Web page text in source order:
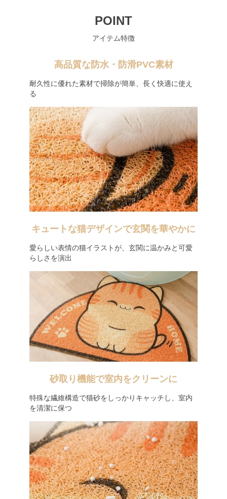
POINT
アイテム特徴
高品質な防水・防滑PVC素材
耐久性に優れた素材で掃除が簡単、長く快適に使え
る
キュートな猫デザインで玄関を華やかに
愛らしい表情の猫イラストが、玄関に温かみと可愛
らしさを演出
砂取り機能で室内をクリーンに
特殊な繊維構造で猫砂をしっかりキャッチし、室内
を清潔に保つ